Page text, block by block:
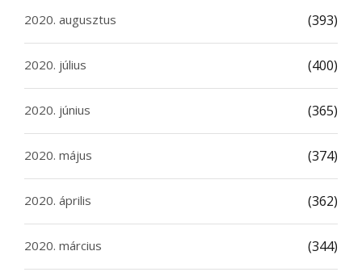
2020. augusztus (393)
2020. július (400)
2020. június (365)
2020. május (374)
2020. április (362)
2020. március (344)